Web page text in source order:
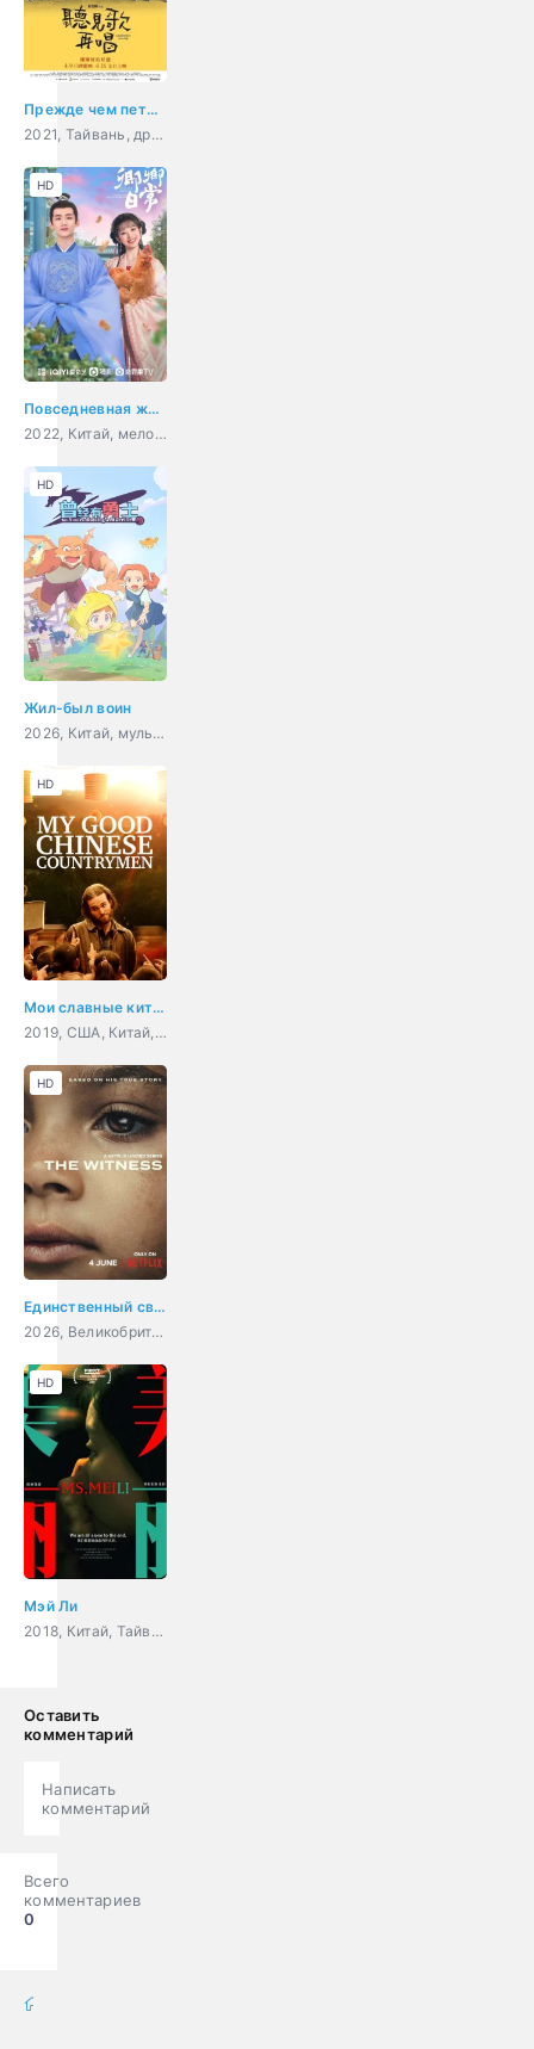
Прежде чем петь - научись слушать
2021, Тайвань, драма
Повседневная жизнь в Синьчуане
2022, Китай, мелодрама, комедия
HD
Жил-был воин
2026, Китай, мультфильм, фэнтези, комедия
HD
Мои славные китайские селяне
2019, США, Китай, драма
HD
Единственный свидетель
2026, Великобритания, США, драма, криминал
HD
Мэй Ли
2018, Китай, Тайвань, драма
HD
Оставить
комментарий
Написать
комментарий
Всего
комментариев
0